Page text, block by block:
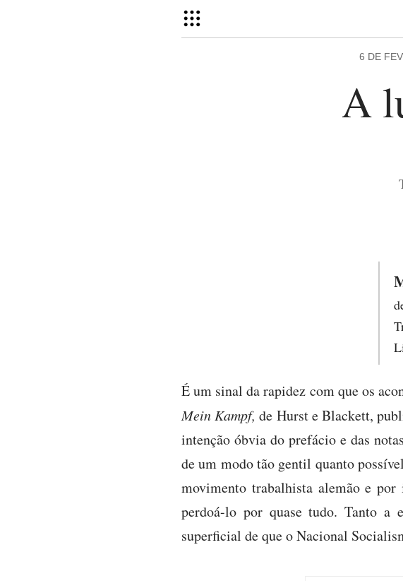
6 DE
A
É um sinal da rapidez com que os
Mein Kampf, de Hurst e Blackett,
intenção óbvia do prefácio e das
de um modo tão gentil quanto
movimento trabalhista alemão e por
perdoá-lo por quase tudo. Tanto a
superficial de que o Nacional